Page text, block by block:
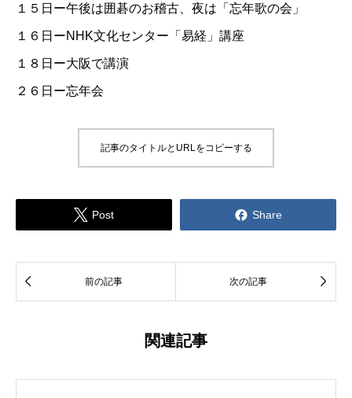
１５日ー午後は囲碁のお稽古、夜は「忘年歌の会」
１６日ーNHK文化センター「易経」講座
１８日ー大阪で講演
２６日ー忘年会
記事のタイトルとURLをコピーする
 Post  Share
 前の記事 次の記事 
関連記事